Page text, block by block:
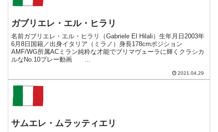
ガブリエレ・エル・ヒラリ
名前ガブリエレ・エル・ヒラリ（Gabriele El Hilali）生年月日2003年
6月8日国籍／出身イタリア（ミラノ）身長178cmポジション
AMF/WG所属ACミラン純粋な才能でプリマヴェーラに輝くクラシカ
ルなNo.10プレー動画 ...
2021.04.29
サムエレ・ムラッティエリ